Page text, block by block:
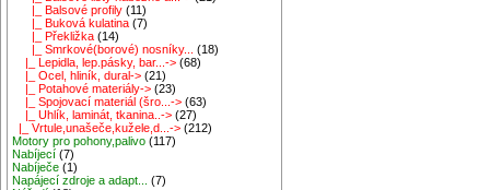
|_ Balsové profily (11)
|_ Buková kulatina (7)
|_ Překližka (14)
|_ Smrkové(borové) nosníky...
(18)
|_ Lepidla, lep.pásky, bar...-> (68)
|_ Ocel, hliník, dural-> (21)
|_ Potahové materiály-> (23)
|_ Spojovací materiál (šro...-> (63)
|_ Uhlík, laminát, tkanina..-> (27)
|_ Vrtule,unašeče,kužele,d...-> (212)
Motory pro pohony,palivo (117)
Nabíjecí (7)
Nabíječe (1)
Napájecí zdroje a adapt...
(7)